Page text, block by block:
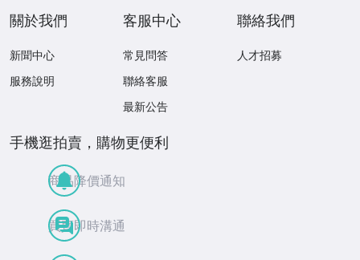
關於我們
新聞中心
服務說明
客服中心
常見問答
聯絡客服
最新公告
聯絡我們
人才招募
手機逛拍賣，購物更便利
商品降價通知
買賣即時溝通